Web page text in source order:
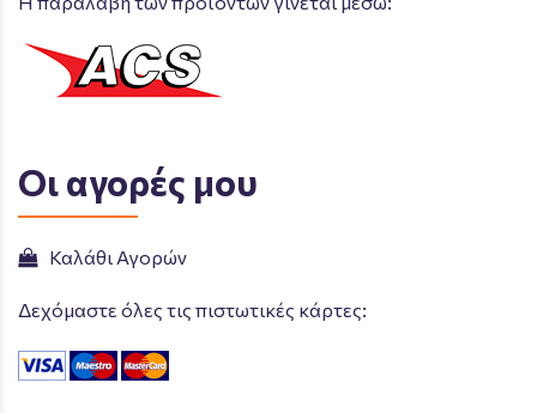
Οι αγορές μου
Καλάθι Αγορών
Δεχόμαστε όλες τις πιστωτικές κάρτες: